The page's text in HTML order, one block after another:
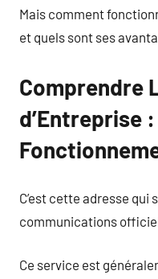
Mais comment
et quels sont ses
Comprendre
d’Entreprise
C’est cette adresse qui
communications
Ce service est